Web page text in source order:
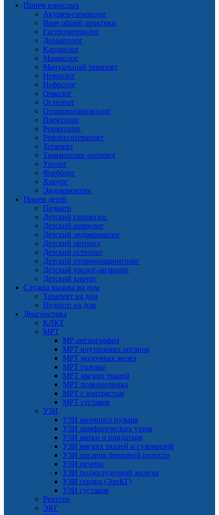
Прием взрослых
Акушер-гинеколог
Врач общей практики
Гастроэнтеролог
Дерматолог
Кардиолог
Маммолог
Мануальный терапевт
Невролог
Нефролог
Онколог
Остеопат
Оториноларинголог
Проктолог
Ревматолог
Рефлексотерапевт
Терапевт
Травматолог-ортопед
Уролог
Флеболог
Хирург
Эндокринолог
Прием детей
Педиатр
Детский гинеколог
Детский невролог
Детский эндокринолог
Детский ортопед
Детский остеопат
Детский оториноларинголог
Детский уролог-андролог
Детский хирург
Служба вызова на дом
Терапевт на дом
Педиатр на дом
Диагностика
КЛКТ
МРТ
МР-ангиография
МРТ внутренних органов
МРТ молочных желез
МРТ головы
МРТ мягких тканей
МРТ позвоночника
МРТ с контрастом
МРТ суставов
УЗИ
УЗИ желчного пузыря
УЗИ лимфатических узлов
УЗИ матки и придатков
УЗИ мягких тканей и сухожилий
УЗИ органов брюшной полости
УЗИ печени
УЗИ поджелудочной железы
УЗИ сердца (ЭхоКГ)
УЗИ суставов
Рентген
ЭКГ